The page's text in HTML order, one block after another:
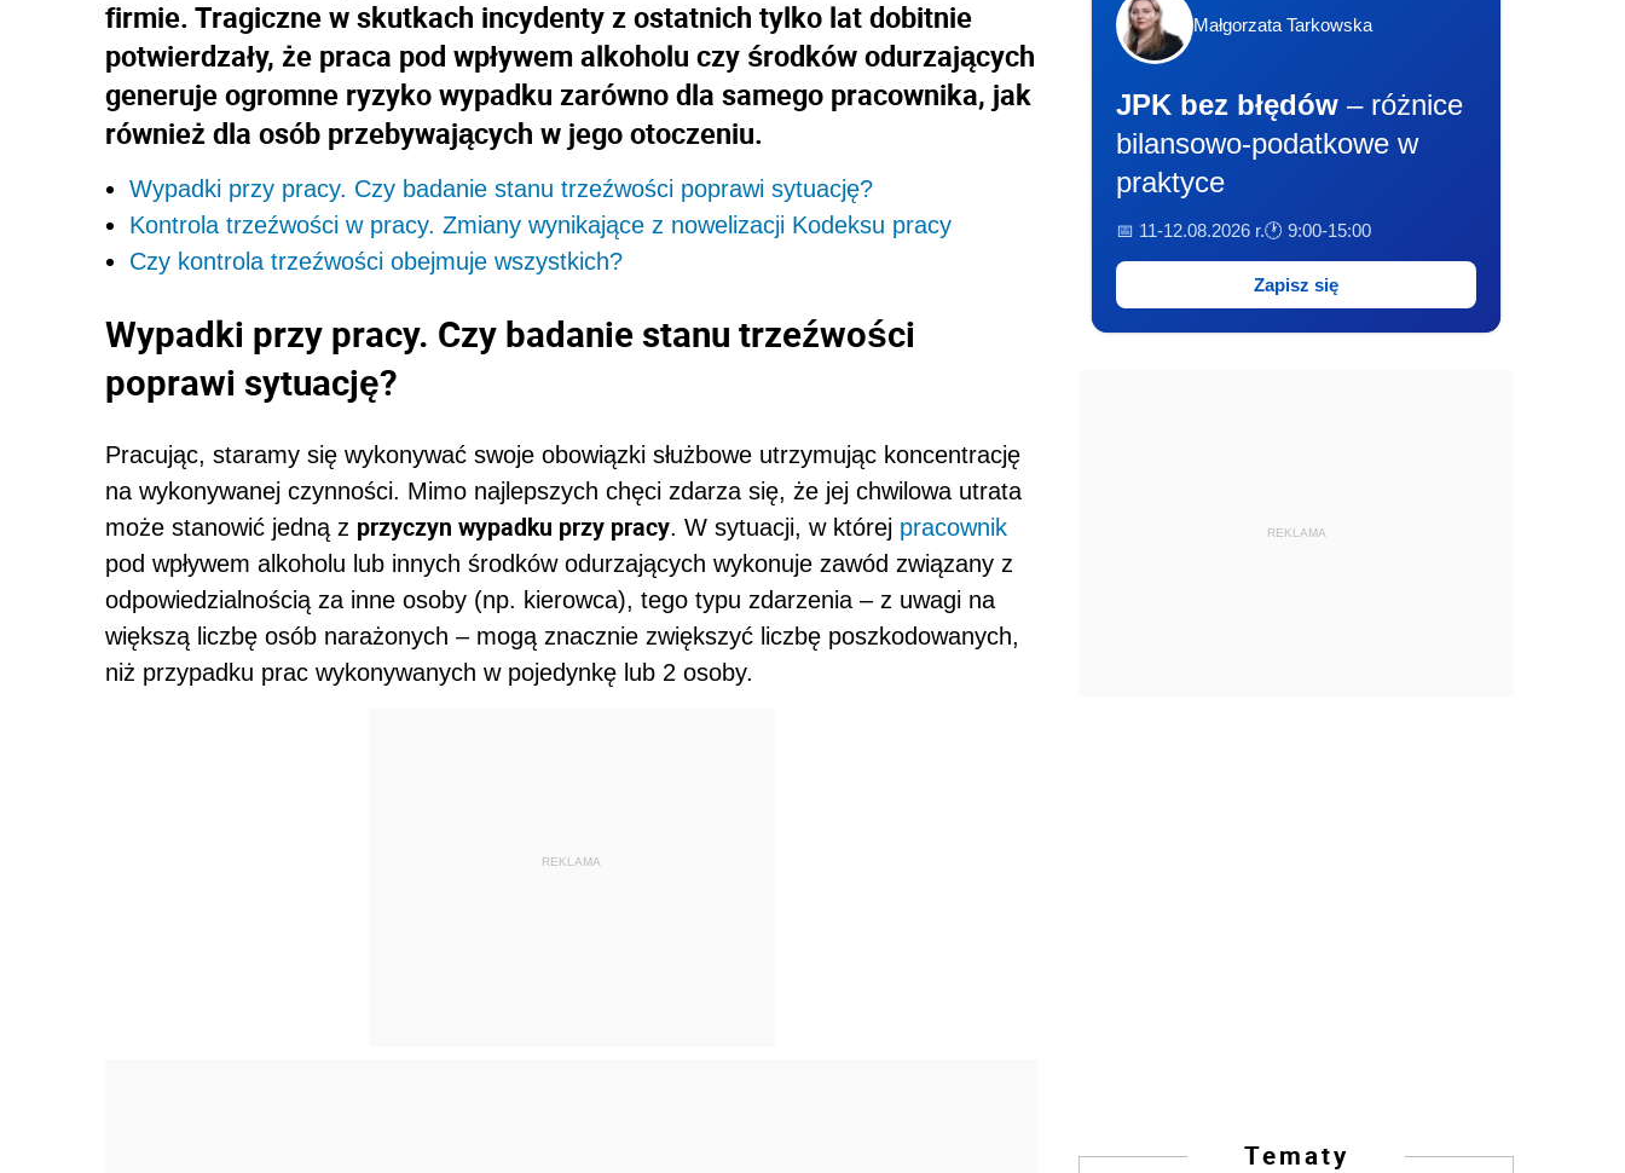
firmie. Tragiczne w skutkach incydenty z ostatnich tylko lat dobitnie
potwierdzały, że praca pod wpływem alkoholu czy środków odurzających
generuje ogromne ryzyko wypadku zarówno dla samego pracownika, jak
również dla osób przebywających w jego otoczeniu.
Wypadki przy pracy. Czy badanie stanu trzeźwości poprawi sytuację?
Kontrola trzeźwości w pracy. Zmiany wynikające z nowelizacji Kodeksu pracy
Czy kontrola trzeźwości obejmuje wszystkich?
Wypadki przy pracy. Czy badanie stanu trzeźwości
poprawi sytuację?
Pracując, staramy się wykonywać swoje obowiązki służbowe utrzymując koncentrację
na wykonywanej czynności. Mimo najlepszych chęci zdarza się, że jej chwilowa utrata
może stanowić jedną z przyczyn wypadku przy pracy. W sytuacji, w której pracownik
pod wpływem alkoholu lub innych środków odurzających wykonuje zawód związany z
odpowiedzialnością za inne osoby (np. kierowca), tego typu zdarzenia – z uwagi na
większą liczbę osób narażonych – mogą znacznie zwiększyć liczbę poszkodowanych,
niż przypadku prac wykonywanych w pojedynkę lub 2 osoby.
REKLAMA
Małgorzata Tarkowska
JPK bez błędów – różnice
bilansowo-podatkowe w
praktyce
📅 11-12.08.2026 r.🕐 9:00-15:00
Zapisz się
REKLAMA
Tematy